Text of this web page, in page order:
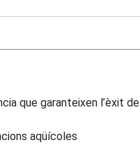
que garanteixen l’èxit de
aqüícoles